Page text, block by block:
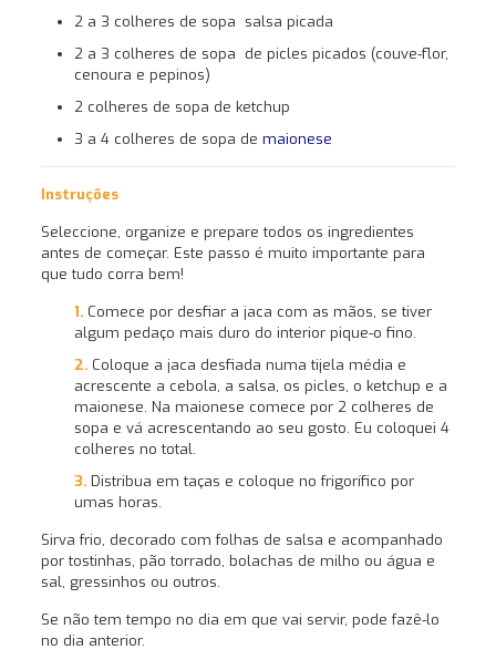
2 a 3 colheres de sopa salsa picada
2 a 3 colheres de sopa de picles picados (couve-flor,
cenoura e pepinos)
2 colheres de sopa de ketchup
3 a 4 colheres de sopa de maionese
Instruções
Seleccione, organize e prepare todos os ingredientes
antes de começar. Este passo é muito importante para
que tudo corra bem!
Comece por desfiar a jaca com as mãos, se tiver
algum pedaço mais duro do interior pique-o fino.
Coloque a jaca desfiada numa tijela média e
acrescente a cebola, a salsa, os picles, o ketchup e a
maionese. Na maionese comece por 2 colheres de
sopa e vá acrescentando ao seu gosto. Eu coloquei 4
colheres no total.
Distribua em taças e coloque no frigorífico por
umas horas.
Sirva frio, decorado com folhas de salsa e acompanhado
por tostinhas, pão torrado, bolachas de milho ou água e
sal, gressinhos ou outros.
Se não tem tempo no dia em que vai servir, pode fazê-lo
no dia anterior.